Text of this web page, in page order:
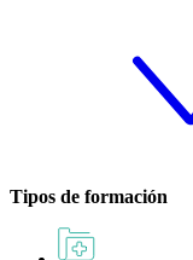
Tipos de formación